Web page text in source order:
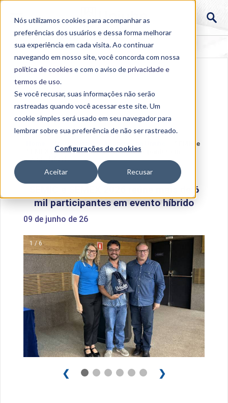
Nós utilizamos cookies para acompanhar as
preferências dos usuários e dessa forma melhorar
sua experiência em cada visita. Ao continuar
navegando em nosso site, você concorda com nossa
política de cookies e com o aviso deprivacidade e
termos de uso.
Se você recusar, suas informações não serão
rastreadas quando você acessar este site. Um
cookie simples será usado em seu navegador para
lembrar sobre sua preferência de não ser rastreado.
Configurações de cookies
Aceitar Recusar
SEMIC e
SEMEX 2026 reúne mais de 6 mil participantes em
evento híbrido
SEMIC e SEMEX 2026 reúne mais de 6
mil participantes em evento híbrido
09 de junho de 26
1 / 6
❮ ❯